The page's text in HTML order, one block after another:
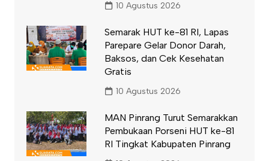
10 Agustus 2026
Semarak HUT ke-81 RI, Lapas
Parepare Gelar Donor Darah,
Baksos, dan Cek Kesehatan
Gratis
10 Agustus 2026
MAN Pinrang Turut Semarakkan
Pembukaan Porseni HUT ke-81
RI Tingkat Kabupaten Pinrang